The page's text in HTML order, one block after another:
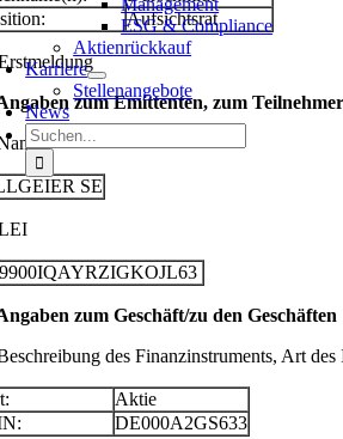
Management
ESG & Compliance
Aktienrückkauf
Karriere
Stellenangebote
News
Suche
nach:
Aufsichtsrat
zum Emittenten, zum
SE
zum Geschäft/zu den Geschäften
des Finanzinstruments, Art
Aktie
DE000A2GS633